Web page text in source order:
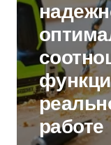
работе